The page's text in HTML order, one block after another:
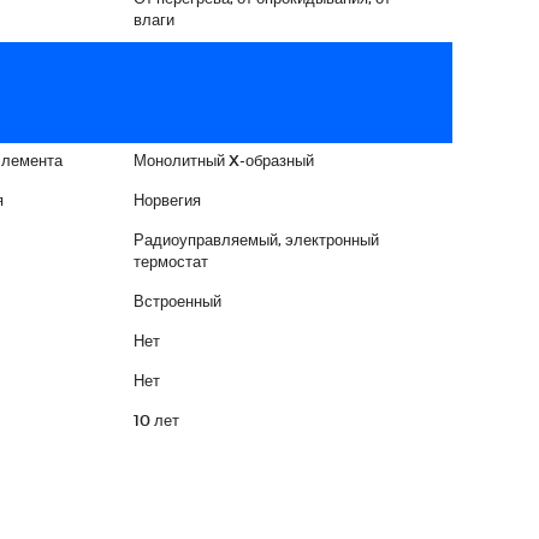
влаги
Монолитный X-образный
Норвегия
Радиоуправляемый, электронный
термостат
Встроенный
Нет
Нет
10 лет